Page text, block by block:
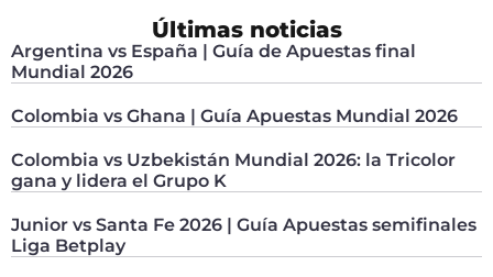
Últimas noticias
Argentina vs España | Guía de Apuestas final
Mundial 2026
Colombia vs Ghana | Guía Apuestas Mundial 2026
Colombia vs Uzbekistán Mundial 2026: la Tricolor
gana y lidera el Grupo K
Junior vs Santa Fe 2026 | Guía Apuestas semifinales
Liga Betplay